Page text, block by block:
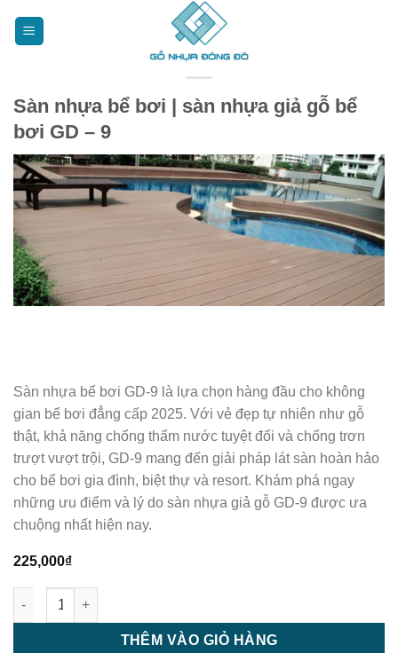
Sàn nhựa bể bơi | sàn nhựa giả gỗ bể
bơi GD – 9
Sàn nhựa bể bơi GD-9 là lựa chọn hàng đầu cho không
gian bể bơi đẳng cấp 2025. Với vẻ đẹp tự nhiên như gỗ
thật, khả năng chống thấm nước tuyệt đối và chống trơn
trượt vượt trội, GD-9 mang đến giải pháp lát sàn hoàn hảo
cho bể bơi gia đình, biệt thự và resort. Khám phá ngay
những ưu điểm và lý do sàn nhựa giả gỗ GD-9 được ưa
chuộng nhất hiện nay.
225,000₫
Sàn nhựa bể bơi | sàn nhựa giả gỗ bể bơi GD - 9 số lượng
THÊM VÀO GIỎ HÀNG